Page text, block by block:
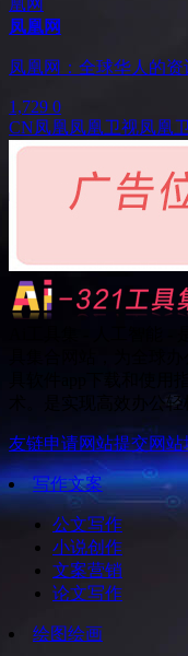
凤凰网
凤凰网：全球华人的资
1,729 0
CN凤凰凤凰卫视凤凰
Ai工具集 - 人工智能 -
具集合网站，为全球
具软件app下载和使
术。是实现高效办公
友链申请网站提交网
写作文案
公文写作
小说创作
文案营销
论文写作
绘图绘画